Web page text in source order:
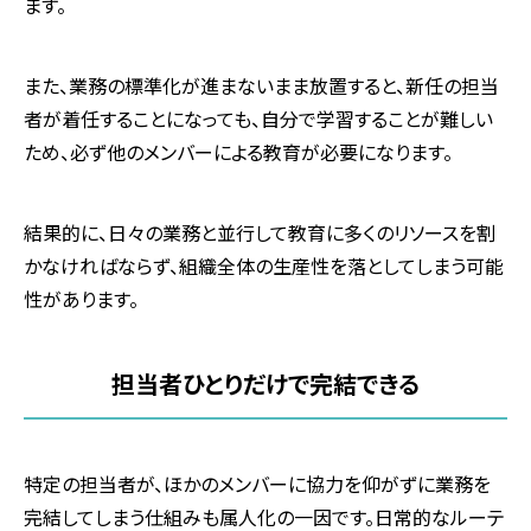
また、業務の標準化が進まないまま放置すると、新任の担当
者が着任することになっても、自分で学習することが難しい
ため、必ず他のメンバーによる教育が必要になります。
結果的に、日々の業務と並行して教育に多くのリソースを割
かなければならず、組織全体の生産性を落としてしまう可能
性があります。
担当者ひとりだけで完結できる
特定の担当者が、ほかのメンバーに協力を仰がずに業務を
完結してしまう仕組みも属人化の一因です。日常的なルーテ